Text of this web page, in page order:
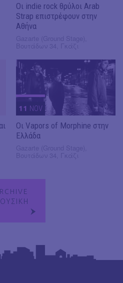
Οι indie rock θρύλοι Arab
Strap επιστρέφουν στην
Αθήνα
11 NOV
Οι Vapors of Morphine στην
Ελλάδα